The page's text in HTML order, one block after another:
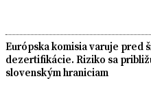
Európska komisia varuje pred
dezertifikácie. Riziko sa
slovenským hraniciam